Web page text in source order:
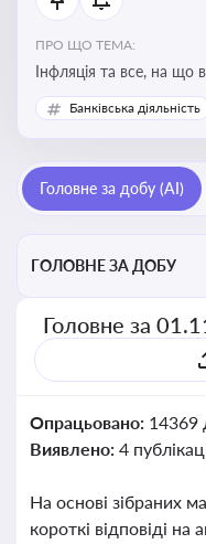
ПРО ЩО ТЕМА:
Інфляція та все, на що
Банківська діяльність
Головне за добу (AI)
ГОЛОВНЕ ЗА ДОБУ
Головне за
Опрацьовано: 14369
Виявлено: 4
На основі зібраних
короткі відповіді на